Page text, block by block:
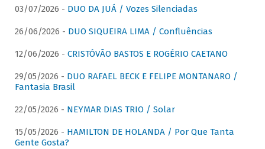
03/07/2026 - DUO DA JUÁ / Vozes Silenciadas
26/06/2026 - DUO SIQUEIRA LIMA / Confluências
12/06/2026 - CRISTÓVÃO BASTOS E ROGÉRIO CAETANO
29/05/2026 - DUO RAFAEL BECK E FELIPE MONTANARO /
Fantasia Brasil
22/05/2026 - NEYMAR DIAS TRIO / Solar
15/05/2026 - HAMILTON DE HOLANDA / Por Que Tanta
Gente Gosta?